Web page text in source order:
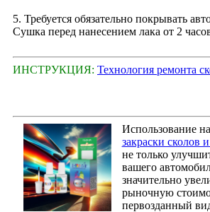
5. Требуется обязательно покрывать
Сушка перед нанесением лака от 2
ИНСТРУКЦИЯ: Технология ремонта
Использование
закраски сколов
не только
вашего
значительно
рыночную
первозданный